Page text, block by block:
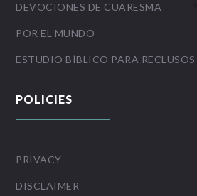
DEVOCIONES DE CUARESMA
POR EL MUNDO
ESTUDIO BÍBLICO PARA RECLUSOS
POLICIES
PRIVACY
DISCLAIMER